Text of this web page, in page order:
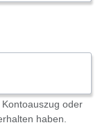
oder
haben.